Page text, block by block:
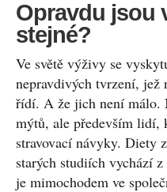
Opravdu jsou
stejné?
Ve světě výživy se
nepravdivých tvrzení,
řídí. A že jich není málo.
mýtů, ale především lidí,
stravovací návyky. Diety
starých studiích vychází
je mimochodem ve